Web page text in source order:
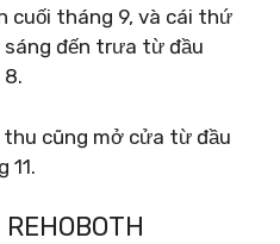
cuối tháng 9, và cái thứ
đến trưa từ đầu
cũng mở cửa từ đầu
11.